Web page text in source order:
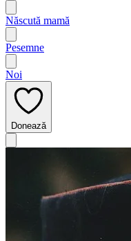
Născută mamă
Pesemne
Noi
Donează